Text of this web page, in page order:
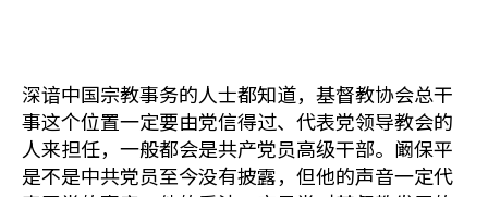
深谙中国宗教事务的人士都知道，基督教协会总干
事这个位置一定要由党信得过、代表党领导教会的
人来担任，一般都会是共产党员高级干部。阚保平
是不是中共党员至今没有披露，但他的声音一定代